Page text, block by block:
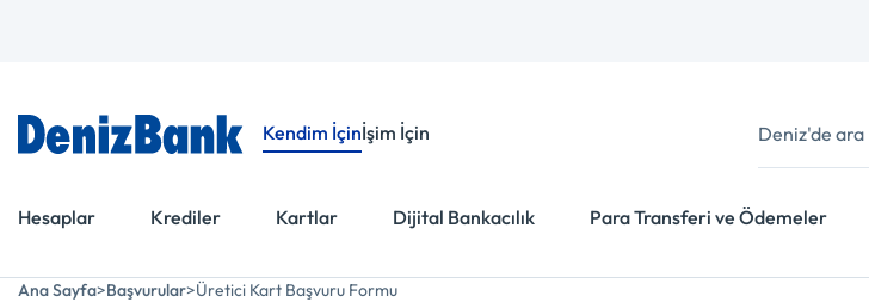
Kendim İçinİşim İçin
Hesaplar Krediler Kartlar Dijital Bankacılık Para Transferi ve Ödemeler
Ana Sayfa Başvurular Üretici Kart Başvuru Formu